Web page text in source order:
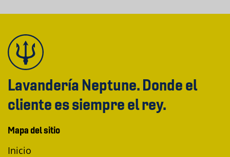
Lavandería Neptune. Donde el
cliente es siempre el rey.
Mapa del sitio
Inicio